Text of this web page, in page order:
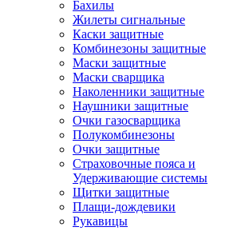
Бахилы
Жилеты сигнальные
Каски защитные
Комбинезоны защитные
Маски защитные
Маски сварщика
Наколенники защитные
Наушники защитные
Очки газосварщика
Полукомбинезоны
Очки защитные
Страховочные пояса и
Удерживающие системы
Щитки защитные
Плащи-дождевики
Рукавицы